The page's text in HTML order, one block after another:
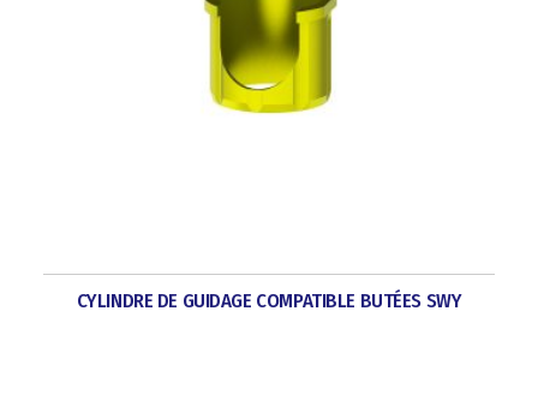
CYLINDRE DE GUIDAGE COMPATIBLE BUTÉES SWY